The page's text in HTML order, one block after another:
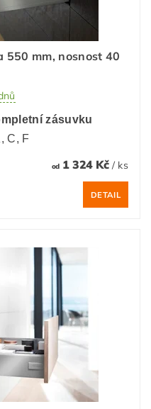
550 mm, nosnost 40
zásuvku
C, F
od1 324 Kč / ks
DETAIL